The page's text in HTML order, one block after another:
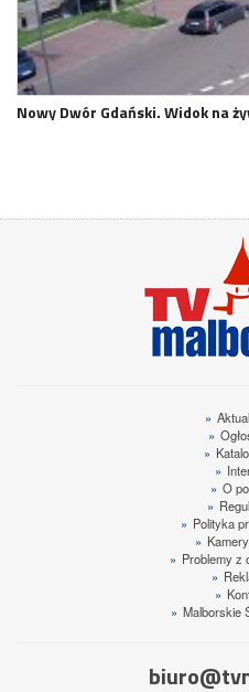
Nowy Dwór Gdański. Widok na
»
»
»
»
» O
»
» Polityka
»
» Problemy z
»
»
» Malborskie